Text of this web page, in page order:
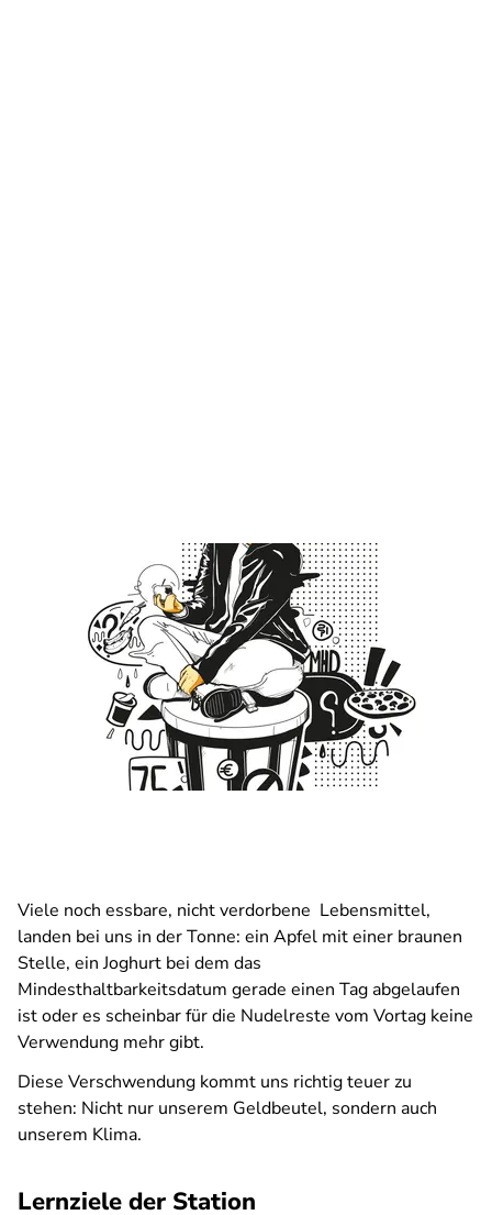
Viele noch essbare, nicht verdorbene Lebensmittel,
landen bei uns in der Tonne: ein Apfel mit einer braunen
Stelle, ein Joghurt bei dem das
Mindesthaltbarkeitsdatum gerade einen Tag abgelaufen
ist oder es scheinbar für die Nudelreste vom Vortag keine
Verwendung mehr gibt.
Diese Verschwendung kommt uns richtig teuer zu
stehen: Nicht nur unserem Geldbeutel, sondern auch
unserem Klima.
Lernziele der Station